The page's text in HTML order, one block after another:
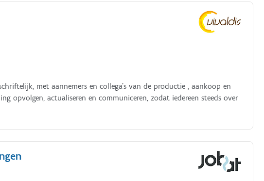
met aannemers en collega’s van de productie , aankoop en
opvolgen, actualiseren en communiceren, zodat iedereen steeds over